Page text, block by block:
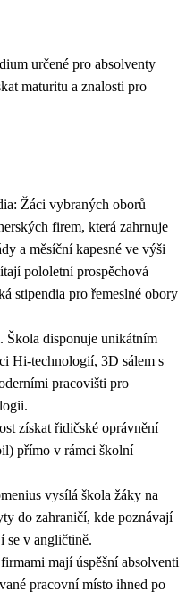
určené pro absolventy
maturitu a znalosti pro
Žáci vybraných oborů
firem, která zahrnuje
a měsíční kapesné ve výši
pololetní prospěchová
stipendia pro řemeslné obory
Škola disponuje unikátním
Hi-technologií, 3D sálem s
pracovišti pro
získat řidičské oprávnění
přímo v rámci školní
vysílá škola žáky na
do zahraničí, kde poznávají
se v angličtině.
mají úspěšní absolventi
pracovní místo ihned po